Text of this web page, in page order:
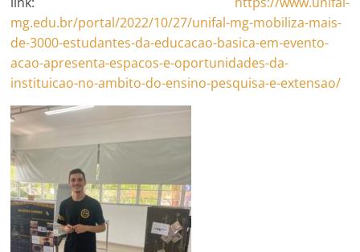
mg.edu.br/portal/2022/10/27/unifal-mg-mobiliza-mais-
de-3000-estudantes-da-educacao-basica-em-evento-
acao-apresenta-espacos-e-oportunidades-da-
instituicao-no-ambito-do-ensino-pesquisa-e-extensao/